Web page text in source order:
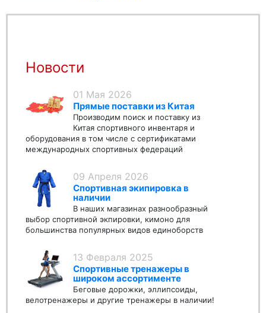
Новости
01 Мая 2026
Прямые поставки из Китая
Производим поиск и поставку из
Китая спортивного инвентаря и
оборудования в том числе с сертификатами
международных спортивных федераций
09 Апреля 2026
Спортивная экипировка в
наличии
В наших магазинах разнообразный
выбор спортивной экпировки, кимоно для
большинства популярных видов единоборств
13 Февраля 2025
Спортивные тренажеры в
широком ассортименте
Беговые дорожки, эллипсоиды,
велотренажеры и другие тренажеры в наличии!